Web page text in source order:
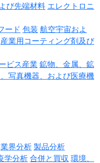
び先端材料 エレクトロニ
ード 包装 航空宇宙およ
産業用コーティング剤及び
ビス産業 鉱物、金属、鉱
写真機器、および医療機
業界分析製品分析
学分析合併と買収 環境、